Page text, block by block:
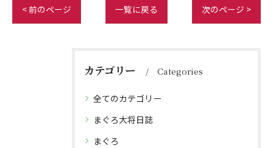
< 前のページ 一覧に戻る 次のページ >
カテゴリー Categories
全てのカテゴリー
まぐろ大将日誌
まぐろ